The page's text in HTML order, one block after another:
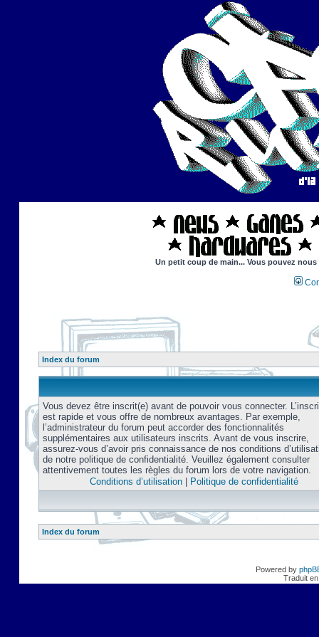
Un petit coup de main... Vous pouvez
Index du forum
Vous devez être inscrit(e) avant de pouvoir vous connecter.
est rapide et vous offre de nombreux avantages. Par exemple,
l’administrateur du forum peut accorder des fonctionnalités
supplémentaires aux utilisateurs inscrits. Avant de vous inscrire,
assurez-vous d’avoir pris connaissance de nos conditions
de notre politique de confidentialité. Veuillez également consulter
attentivement toutes les règles du forum lors de votre navigation.
Conditions d’utilisation| Politique de confidentialité
Index du forum
Powered by
Traduit